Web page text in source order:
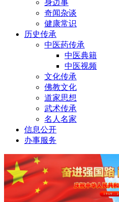
身边事
奇闻杂谈
健康常识
历史传承
中医药传承
中医典籍
中医视频
文化传承
佛教文化
道家思想
武术传承
名人名家
信息公开
办事服务